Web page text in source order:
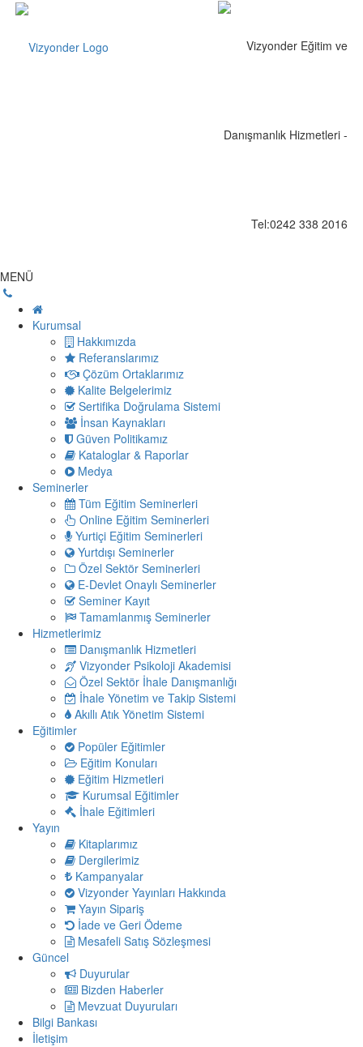
MENÜ
Kurumsal
Hakkımızda
Referanslarımız
Çözüm Ortaklarımız
Kalite Belgelerimiz
Sertifika Doğrulama Sistemi
İnsan Kaynakları
Güven Politikamız
Kataloglar & Raporlar
Medya
Seminerler
Tüm Eğitim Seminerleri
Online Eğitim Seminerleri
Yurtiçi Eğitim Seminerleri
Yurtdışı Seminerler
Özel Sektör Seminerleri
E-Devlet Onaylı Seminerler
Seminer Kayıt
Tamamlanmış Seminerler
Hizmetlerimiz
Danışmanlık Hizmetleri
Vizyonder Psikoloji Akademisi
Özel Sektör İhale Danışmanlığı
İhale Yönetim ve Takip Sistemi
Akıllı Atık Yönetim Sistemi
Eğitimler
Popüler Eğitimler
Eğitim Konuları
Eğitim Hizmetleri
Kurumsal Eğitimler
İhale Eğitimleri
Yayın
Kitaplarımız
Dergilerimiz
Kampanyalar
Vizyonder Yayınları Hakkında
Yayın Sipariş
İade ve Geri Ödeme
Mesafeli Satış Sözleşmesi
Güncel
Duyurular
Bizden Haberler
Mevzuat Duyuruları
Bilgi Bankası
İletişim